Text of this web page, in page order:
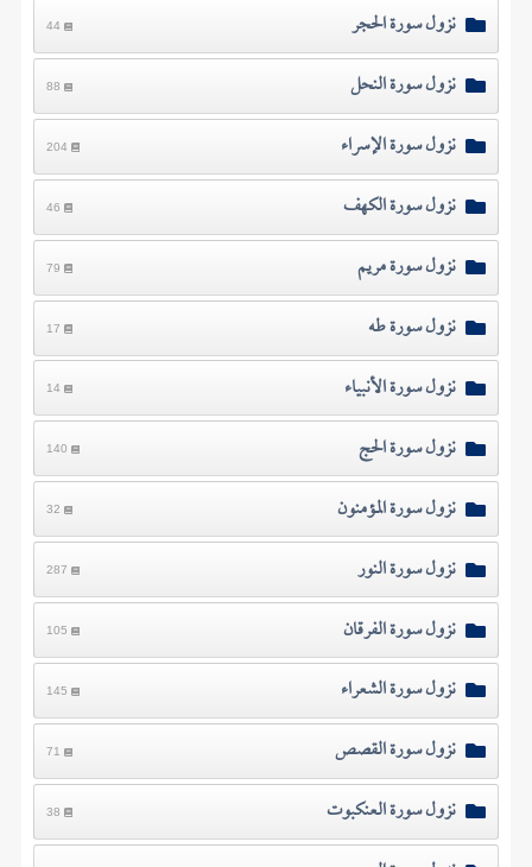
نزول سورة الحجر 44
نزول سورة النحل 88
نزول سورة الإسراء 204
نزول سورة الكهف 46
نزول سورة مريم 79
نزول سورة طه 17
نزول سورة الأنبياء 14
نزول سورة الحج 140
نزول سورة المؤمنون 32
نزول سورة النور 287
نزول سورة الفرقان 105
نزول سورة الشعراء 145
نزول سورة القصص 71
نزول سورة العنكبوت 38